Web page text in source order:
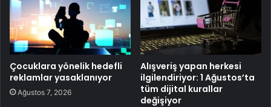
Çocuklara yönelik hedefli
reklamlar yasaklanıyor
Ağustos 7, 2026
Alışveriş yapan herkesi
ilgilendiriyor: 1 Ağustos’ta
tüm dijital kurallar
değişiyor